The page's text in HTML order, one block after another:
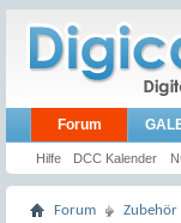
Forum
Hilfe DCC Kalender
Forum Zubehör